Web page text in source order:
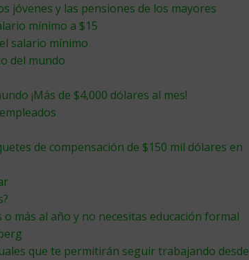
jóvenes y las pensiones de los mayores
mínimo a $15
salario mínimo
del mundo
¡Más de $4,000 dólares al mes!
de compensación de $150 mil dólares en
más al año y no necesitas educación formal
que te permitirán seguir trabajando desde